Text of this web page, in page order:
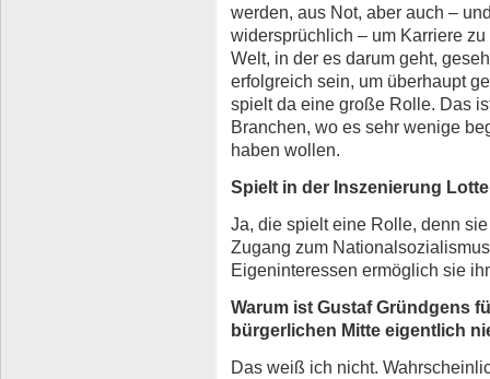
werden, aus Not, aber auch –
widersprüchlich – um Karriere
Welt, in der es darum geht,
erfolgreich sein, um überhaupt
spielt da eine große Rolle. Das
Branchen, wo es sehr wenige
haben wollen.
Spielt in der Inszenierung
Ja, die spielt eine Rolle, denn
Zugang zum
Eigeninteressen ermöglich sie
Warum ist Gustaf Gründgens
bürgerlichen Mitte eigentlich
Das weiß ich nicht.